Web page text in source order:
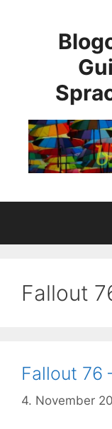
Fallout
Fallout 76
4. November